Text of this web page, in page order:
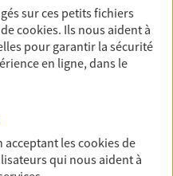
EN LIGNE
de la Vie
pâtissier en herbe
n'est à l'abri d'un
Ma Protection
de vie et vos
sur ces petits fichiers
cookies. Ils nous aident à
pour garantir la sécurité
en ligne, dans le
acceptant lescookiesde
qui nous aident à